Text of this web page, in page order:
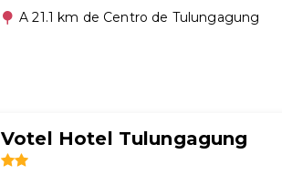
A 21.1 km de Centro de Tulungagung
Votel Hotel Tulungagung